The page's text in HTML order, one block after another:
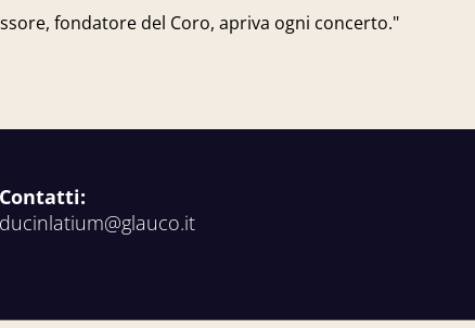
fondatore del Coro, apriva ogni concerto."
Contatti:
ducinlatium@glauco.it